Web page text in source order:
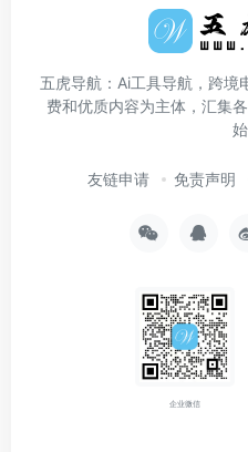
五虎导航：Ai工具导航，跨境
费和优质内容为主体，汇集
始
友链申请 免责声明
企业微信